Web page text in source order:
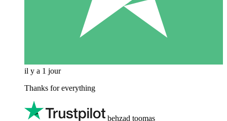
il y a 1 jour
Thanks for everything
behzad toomas